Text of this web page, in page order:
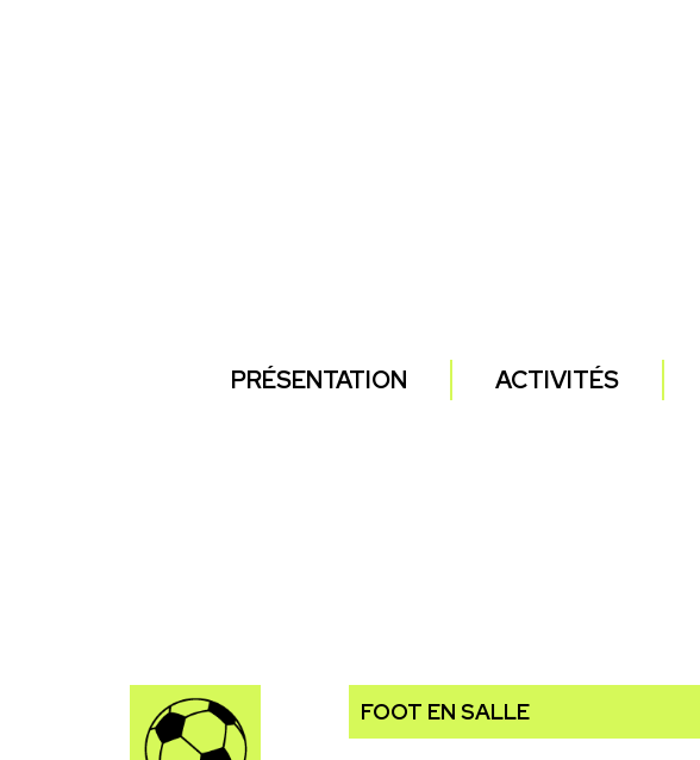
PRÉSENTATION ACTIVITÉS
FOOT EN SALLE